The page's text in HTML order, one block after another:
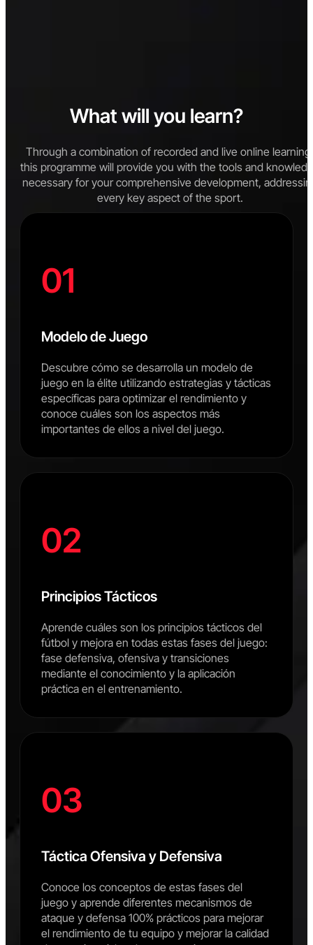
What will you learn?
Through a combination of recorded and live online learning,
this programme will provide you with the tools and
necessary for your comprehensive development,
every key aspect of the sport.
01
Modelo de Juego
Descubre cómo se desarrolla un modelo de
juego en la élite utilizando estrategias y tácticas
específicas para optimizar el rendimiento y
conoce cuáles son los aspectos más
importantes de ellos a nivel del juego.
02
Principios Tácticos
Aprende cuáles son los principios tácticos del
fútbol y mejora en todas estas fases del juego:
fase defensiva, ofensiva y transiciones
mediante el conocimiento y la aplicación
práctica en el entrenamiento.
03
Táctica Ofensiva y Defensiva
Conoce los conceptos de estas fases del
juego y aprende diferentes mecanismos de
ataque y defensa 100% prácticos para mejorar
el rendimiento de tu equipo y mejorar la calidad